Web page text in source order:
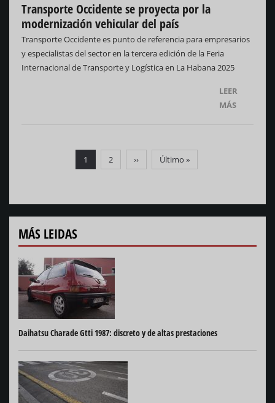
Transporte Occidente se proyecta por la
modernización vehicular del país
Transporte Occidente es punto de referencia para empresarios
y especialistas del sector en la tercera edición de la Feria
Internacional de Transporte y Logística en La Habana 2025
LEER
MÁS
Página
actual
1 Página
2
Siguiente
página
››
Última
página
Último »
MÁS LEIDAS
Daihatsu Charade Gtti 1987: discreto y de altas prestaciones